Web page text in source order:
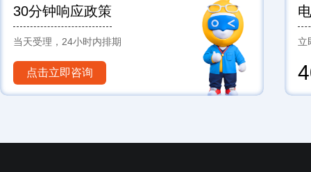
30分钟响应政策
当天受理，24小时内排期
点击立即咨询
立